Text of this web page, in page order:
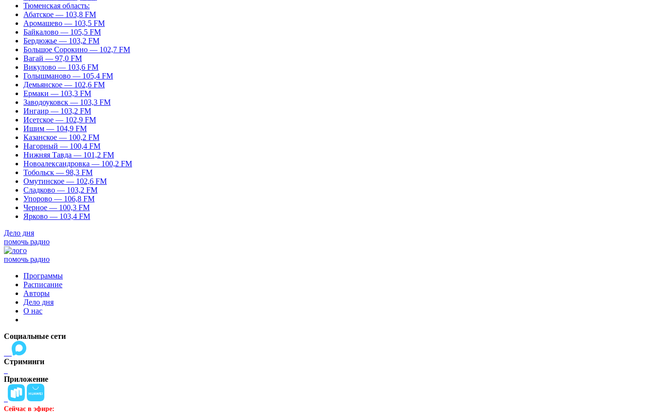
Тюменская область:
Абатское — 103,8 FM
Аромашево — 103,5 FM
Байкалово — 105,5 FM
Бердюжье — 103,2 FM
Большое Сорокино — 102,7 FM
Вагай — 97,0 FM
Викулово — 103,6 FM
Голышманово — 105,4 FM
Демьянское — 102,6 FM
Ермаки — 103,3 FM
Заводоуковск — 103,3 FM
Ингаир — 103,2 FM
Исетское — 102,9 FM
Ишим — 104,9 FM
Казанское — 100,2 FM
Нагорный — 100,4 FM
Нижняя Тавда — 101,2 FM
Новоалександровка — 100,2 FM
Тобольск — 98,3 FM
Омутинское — 102,6 FM
Сладково — 103,2 FM
Упорово — 106,8 FM
Черное — 100,3 FM
Ярково — 103,4 FM
Дело дня
помочь радио
помочь радио
Программы
Расписание
Авторы
Дело дня
О нас
Социальные сети
Стриминги
Приложение
Сейчас в эфире: